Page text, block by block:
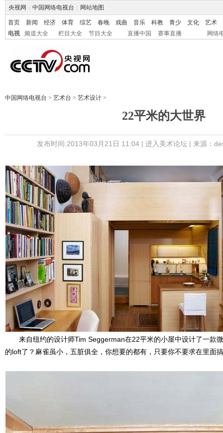
央视网 中国网络电视台 网站地图
首页 新闻 经济 体育 综艺 春晚 戏曲 音乐 科教 青少 文化
艺术
电视
频道大全 栏目大全 节目大全 直播中国 赛事直播 网络
中国网络电视台 > 艺术台 > 艺术设计 >
22平米的大世界
发布时间:2013年03月21日 11:04 | 进入美术论坛| 来源：
来自纽约的设计师Tim Seggerman在22平米的小屋中设计了一款
的loft了？麻雀虽小，五脏俱全，你想要的都有，只要你不要求在里面